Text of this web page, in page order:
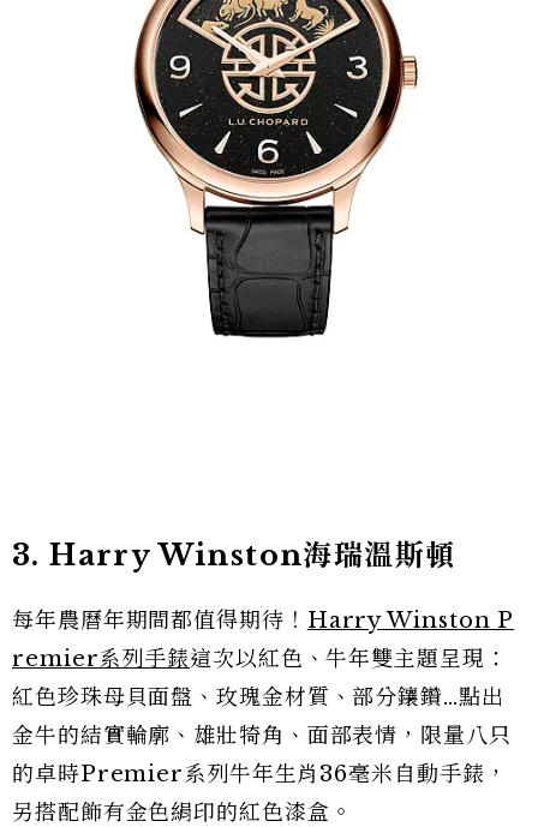
3. Harry Winston海瑞溫斯頓
每年農曆年期間都值得期待！ Harry Winston P
remier系列手錶這次以紅色、牛年雙主題呈現：
紅色珍珠母貝面盤、玫瑰金材質、部分鑲鑽…點出
金牛的結實輪廓、雄壯犄角、面部表情，限量八只
的卓時Premier系列牛年生肖36毫米自動手錶，
另搭配飾有金色絹印的紅色漆盒。